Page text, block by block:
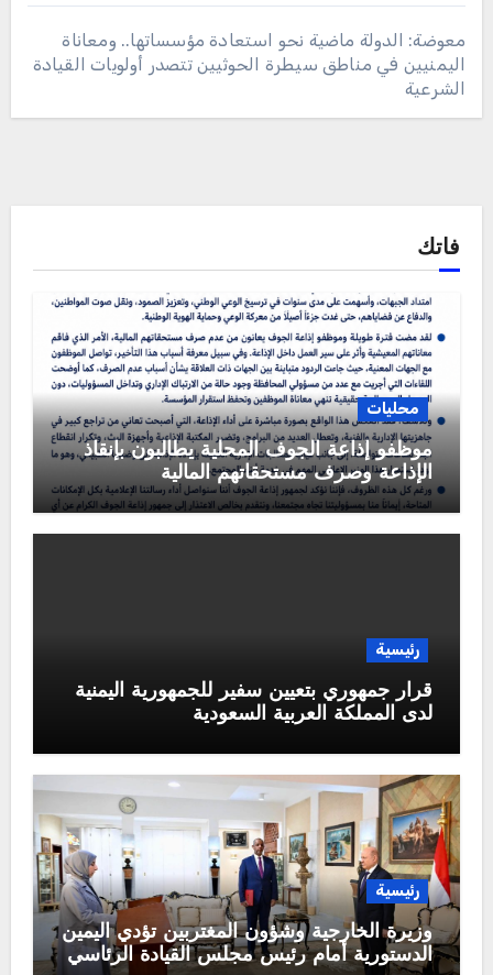
معوضة: الدولة ماضية نحو استعادة مؤسساتها.. ومعاناة
اليمنيين في مناطق سيطرة الحوثيين تتصدر أولويات القيادة
الشرعية
فاتك
محليات
موظفو إذاعة الجوف المحلية يطالبون بإنقاذ
الإذاعة وصرف مستحقاتهم المالية
رئيسية
قرار جمهوري بتعيين سفير للجمهورية اليمنية
لدى المملكة العربية السعودية
رئيسية
وزيرة الخارجية وشؤون المغتربين تؤدي اليمين
الدستورية أمام رئيس مجلس القيادة الرئاسي